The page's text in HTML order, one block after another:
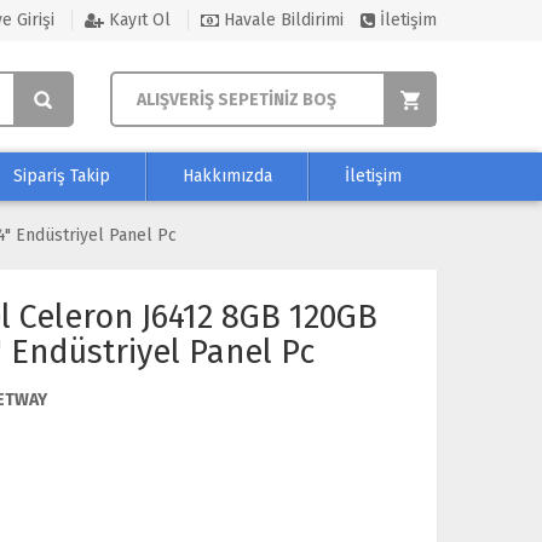
Girişi Kayıt Ol Havale Bildirimi İletişim
ALIŞVERİŞ SEPETİNİZ BOŞ
Sipariş Takip Hakkımızda İletişim
Endüstriyel Panel Pc
Celeron J6412 8GB 120GB
Endüstriyel Panel Pc